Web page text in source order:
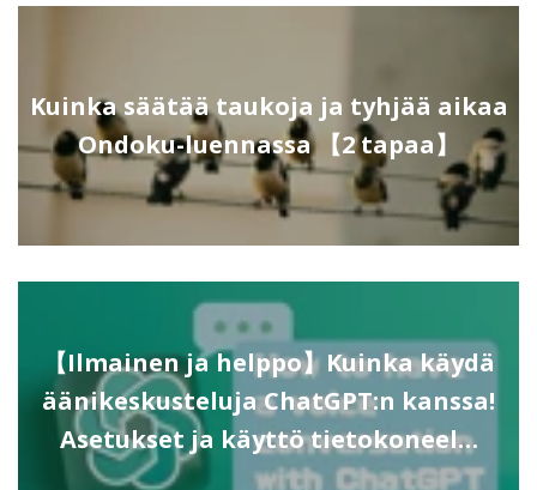
Kuinka säätää taukoja ja tyhjää aikaa
Ondoku-luennassa 【2 tapaa】
【Ilmainen ja helppo】Kuinka käydä
äänikeskusteluja ChatGPT:n kanssa!
Asetukset ja käyttö tietokoneel…